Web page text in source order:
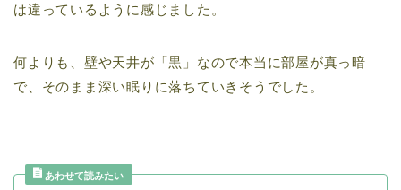
は違っているように感じました。
何よりも、壁や天井が「黒」なので本当に部屋が真っ暗
で、そのまま深い眠りに落ちていきそうでした。